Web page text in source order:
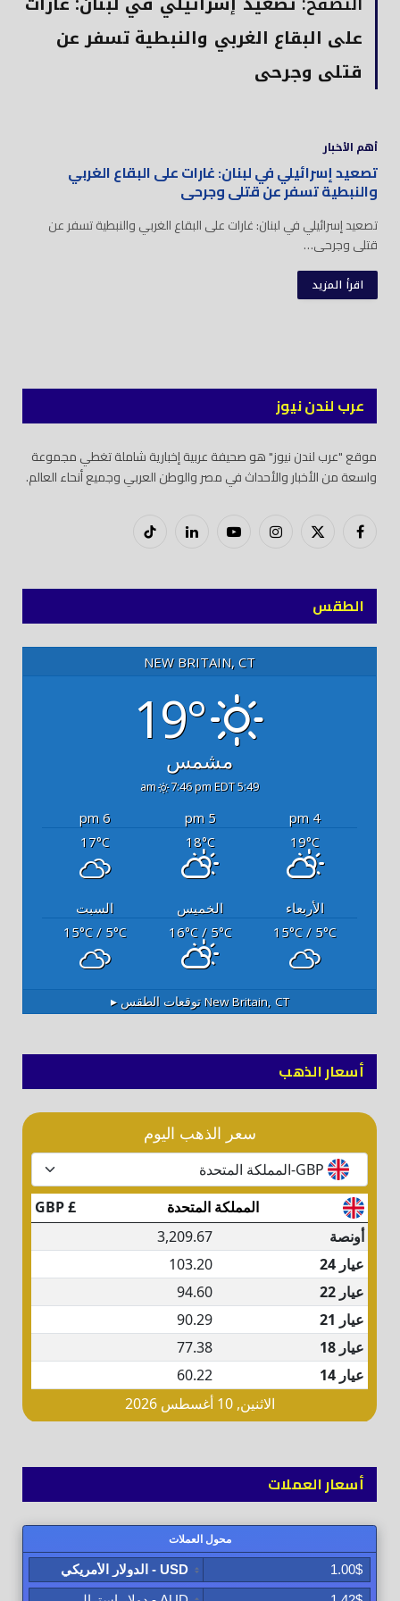
على البقاع الغربي والنبطية تسفر عن
قتلى وجرحى
أهم الأخبار
تصعيد إسرائيلي في لبنان: غارات على البقاع الغربي
والنبطية تسفر عن قتلى وجرحى
تصعيد إسرائيلي في لبنان: غارات على البقاع الغربي والنبطية تسفر عن
قتلى وجرحى…
اقرأ المزيد
عرب لندن نيوز
موقع "عرب لندن نيوز" هو صحيفة عربية إخبارية شاملة تغطي مجموعة
واسعة من الأخبار والأحداث في مصر والوطن العربي وجميع أنحاء العالم.
فيسبوكX
إنستغراميوتيوب لينكدود
تيك
الطقس
NEW BRITAIN, CT
19°
مشمس
5:49 am
7:46 pm EDT
4 pm
5 pm
6 pm
19°C
18°C
17°C
الأربعاء الخميس
السبت
15°C / 5°C
16°C/ 5°C
15°C/ 5°C
New Britain, CTتوقعات الطقس ▸
أسعار الذهب
أسعار العملات